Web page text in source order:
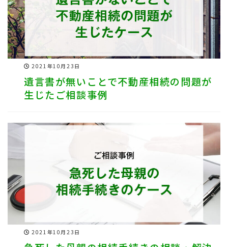
2021年10月23日
遺言書が無いことで不動産相続の問題が
生じたご相談事例
2021年10月23日